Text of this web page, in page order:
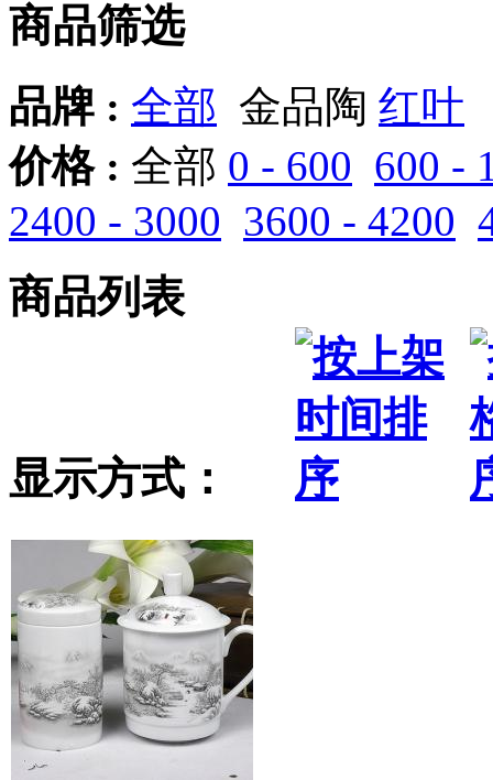
商品筛选
品牌 : 全部 金品陶 红叶
价格 : 全部 0 - 600 600 -
2400 - 3000 3600 - 4200
商品列表
显示方式：